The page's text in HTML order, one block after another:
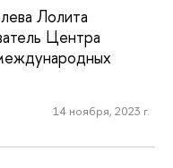
Лолита
Центра
14 ноября, 2023 г.